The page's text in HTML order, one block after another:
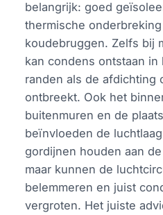
belangrijk: goed
thermische
koudebruggen. Zelfs bij
kan condens ontstaan
randen als de afdichting
ontbreekt. Ook het
buitenmuren en de
beïnvloeden de
gordijnen houden aan
maar kunnen de
belemmeren en juist
vergroten. Het juiste